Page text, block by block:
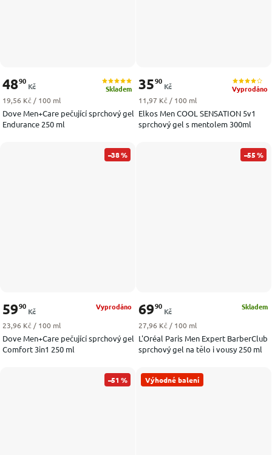
Dove Men+Care pečující sprchový gel
Endurance 250 ml
Skladem
4890
Kč
Měrná cena:
19,56 Kč / 100 ml
Elkos Men COOL SENSATION 5v1
sprchový gel s mentolem 300ml
Vyprodáno
3590
Kč
Měrná cena:
11,97 Kč / 100 ml
–38 %
Dove Men+Care pečující sprchový gel
Comfort 3in1 250 ml
Vyprodáno
5990
Kč
Měrná cena:
23,96 Kč / 100 ml
–55 %
L'Oréal Paris Men Expert BarberClub
sprchový gel na tělo i vousy 250 ml
Skladem
6990
Kč
Měrná cena:
27,96 Kč / 100 ml
–51 % Výhodné balení